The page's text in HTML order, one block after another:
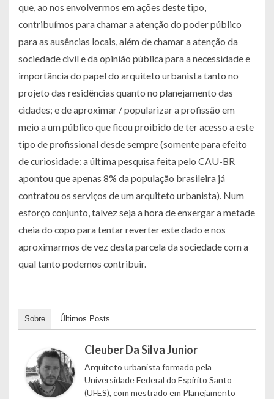
que, ao nos envolvermos em ações deste tipo,
contribuímos para chamar a atenção do poder público
para as ausências locais, além de chamar a atenção da
sociedade civil e da opinião pública para a necessidade e
importância do papel do arquiteto urbanista tanto no
projeto das residências quanto no planejamento das
cidades; e de aproximar / popularizar a profissão em
meio a um público que ficou proibido de ter acesso a este
tipo de profissional desde sempre (somente para efeito
de curiosidade: a última pesquisa feita pelo CAU-BR
apontou que apenas 8% da população brasileira já
contratou os serviços de um arquiteto urbanista). Num
esforço conjunto, talvez seja a hora de enxergar a metade
cheia do copo para tentar reverter este dado e nos
aproximarmos de vez desta parcela da sociedade com a
qual tanto podemos contribuir.
Sobre Últimos Posts
Cleuber Da Silva Junior
Arquiteto urbanista formado pela
Universidade Federal do Espírito Santo
(UFES), com mestrado em Planejamento